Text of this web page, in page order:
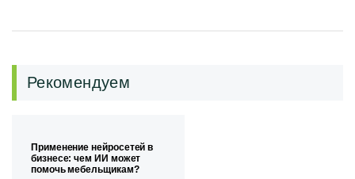
Рекомендуем
Применение нейросетей в
бизнесе: чем ИИ может
помочь мебельщикам?